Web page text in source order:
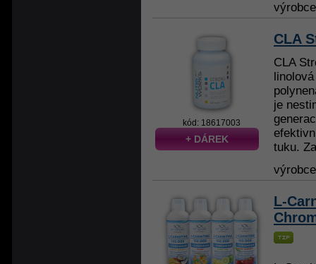
kód: 18617003
+ DÁREK
CLA
CLA
je
tuku.
L-